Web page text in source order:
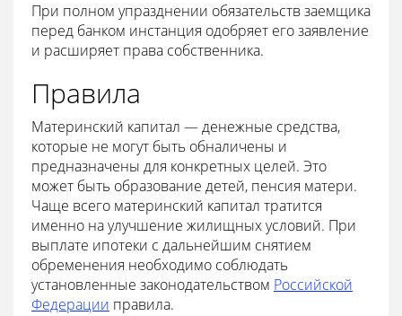
При полном упразднении обязательств заемщика
перед банком инстанция одобряет его заявление
и расширяет права собственника.
Правила
Материнский капитал — денежные средства,
которые не могут быть обналичены и
предназначены для конкретных целей. Это
может быть образование детей, пенсия матери.
Чаще всего материнский капитал тратится
именно на улучшение жилищных условий. При
выплате ипотеки с дальнейшим снятием
обременения необходимо соблюдать
установленные законодательством Российской
Федерации правила.